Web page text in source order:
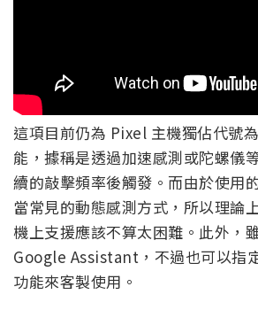
這項目前仍為 Pixel 主機獨佔代號
能，據稱是透過加速感測或陀螺儀
續的敲擊頻率後觸發。而由於使用
當常見的動態感測方式，所以理論
機上支援應該不算太困難。此外，
Google Assistant，不過也可以指
功能來客製使用。